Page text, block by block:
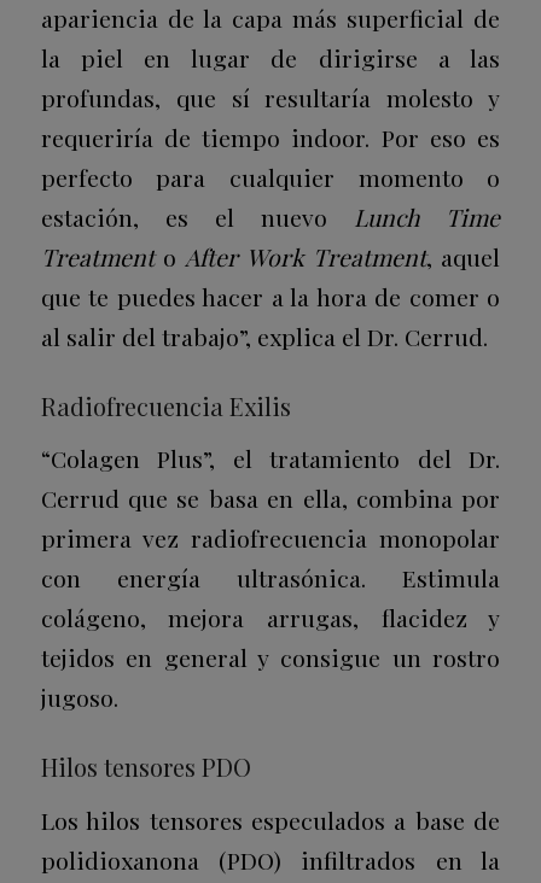
apariencia de la capa más superficial de
la piel en lugar de dirigirse a las
profundas, que sí resultaría molesto y
requeriría de tiempo indoor. Por eso es
perfecto para cualquier momento o
estación, es el nuevo Lunch Time
Treatmento After Work Treatment, aquel
que te puedes hacer a la hora de comer o
al salir del trabajo”, explica el Dr. Cerrud.
Radiofrecuencia Exilis
“Colagen Plus”, el tratamiento del Dr.
Cerrud que se basa en ella, combina por
primera vez radiofrecuencia monopolar
con energía ultrasónica. Estimula
colágeno, mejora arrugas, flacidez y
tejidos en general y consigue un rostro
jugoso.
Hilos tensores PDO
Los hilos tensores especulados a base de
polidioxanona (PDO) infiltrados en la